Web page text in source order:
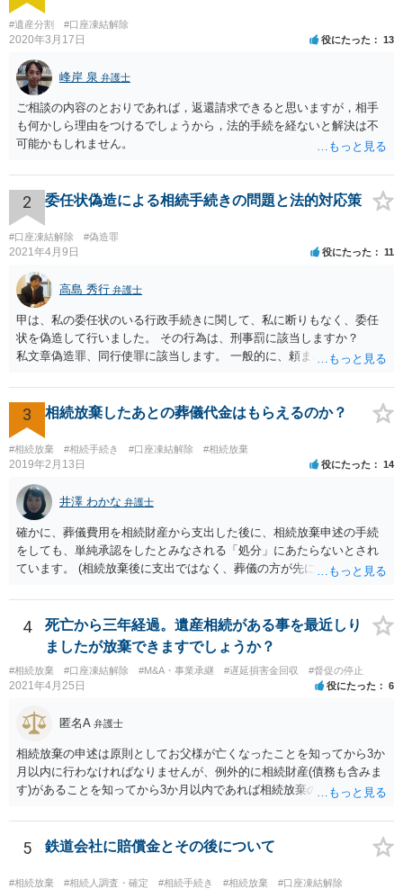
#遺産分割 #口座凍結解除
2020年3月17日 役にたった 13
峰岸 泉 弁護士
ご相談の内容のとおりであれば，返還請求できると思いますが，相手
も何かしら理由をつけるでしょうから，法的手続を経ないと解決は不
可能かもしれません。
2 委任状偽造による相続手続きの問題と法的対応策
#口座凍結解除 #偽造罪
2021年4月9日 役にたった 11
高島 秀行 弁護士
甲は、私の委任状のいる行政手続きに関して、私に断りもなく、委任
状を偽造して行いました。 その行為は、刑事罰に該当しますか？
私文章偽造罪、同行使罪に該当します。 一般的に、頼まれた（委任さ
か？ 委任状を偽造して使用することはまでは依頼の範囲ではない
ので できないと思います。
3 相続放棄したあとの葬儀代金はもらえるのか？
#相続放棄 #相続手続き #口座凍結解除 #相続放棄
2019年2月13日 役にたった 14
井澤 わかな 弁護士
確かに、葬儀費用を相続財産から支出した後に、相続放棄申述の手続
をしても、単純承認をしたとみなされる「処分」にあたらないとされ
ています。 (相続放棄後に支出ではなく、葬儀の方が先に来るのが通常
述の手続ということだと思いますが) ただ、葬儀費用ならいくらでもよ
いということではなく、身分相応の、社会的儀式として当然認められ
る程度の金額に留まると考えた方がよいです。 もし、相続人の皆さん
に葬儀費用を支出する経済力がなく、質素な葬儀を行った費用であれ
ば相続財産から支出しても単純承認と認められない可能性が高いの
で、相続放棄申述が受理される可能性も高いと思います。
4
死亡から三年経過。遺産相続がある事を最近しり
ましたが放棄できますでしょうか？
#相続放棄 #口座凍結解除 #M&A・事業承継 #遅延損害金回収 #督促の停止
2021年4月25日 役にたった 6
匿名A 弁護士
相続放棄の申述は原則としてお父様が亡くなったことを知ってから3か
月以内に行わなければなりませんが、例外的に相続財産(債務も含みま
す)があることを知ってから3か月以内であれば相続放棄の申述が認め
したら、早急に家裁に行って相続放棄の申述をしたい旨告げて必要な
書類を提出されることをおすすめいたします。 なお、お父様の債務が
他にもあるかもしれないというリスクを考えますと、相続放棄の申述
にあたっては、法テラスの無料相談等を利用して弁護士に相談するこ
5 鉄道会社に賠償金とその後について
#相続放棄 #相続人調査・確定 #相続手続き #相続放棄
#口座凍結解除